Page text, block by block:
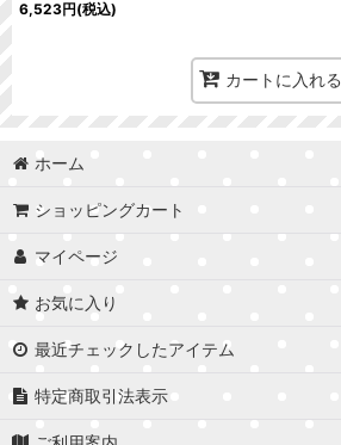
6,523円(税込)
カートに入れる
ホーム
ショッピングカート
マイページ
お気に入り
最近チェックしたアイテム
特定商取引法表示